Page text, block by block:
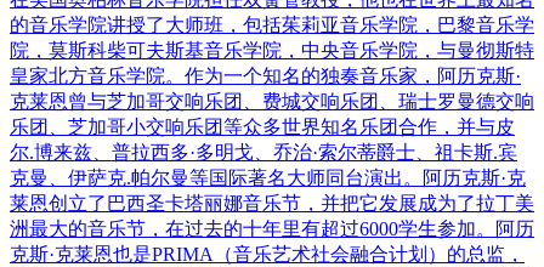
的音乐学院讲授了大师班，包括茱莉亚音乐学院，巴黎音乐学
院，莫斯科柴可夫斯基音乐学院，中央音乐学院，与曼彻斯特
皇家北方音乐学院。作为一个知名的独奏音乐家，阿历克斯·
克莱恩曾与芝加哥交响乐团、费城交响乐团、瑞士罗曼德交响
乐团、芝加哥小交响乐团等众多世界知名乐团合作，并与皮
尔.博来兹、普拉西多·多明戈、乔治·索尔蒂爵士、祖卡斯.宾
克曼、伊萨克.帕尔曼等国际著名大师同台演出。阿历克斯·克
莱恩创立了巴西圣卡塔丽娜音乐节，并把它发展成为了拉丁美
洲最大的音乐节，在过去的十年里有超过6000学生参加。阿历
克斯·克莱恩也是PRIMA（音乐艺术社会融合计划）的总监，